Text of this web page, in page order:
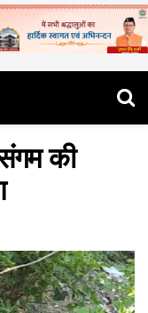
संगम की